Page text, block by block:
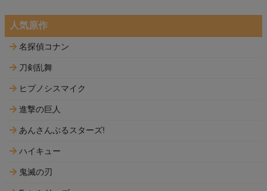
人気原作
名探偵コナン
刀剣乱舞
ヒプノシスマイク
進撃の巨人
あんさんぶるスターズ!
ハイキュー
鬼滅の刃